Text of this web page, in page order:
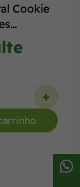
Cookie
150g
+